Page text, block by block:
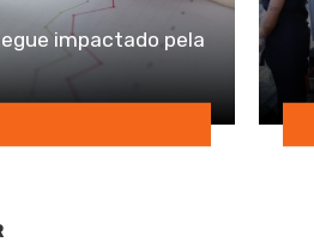
impactado pela